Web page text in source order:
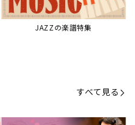
JAZZの楽譜特集
すべて見る